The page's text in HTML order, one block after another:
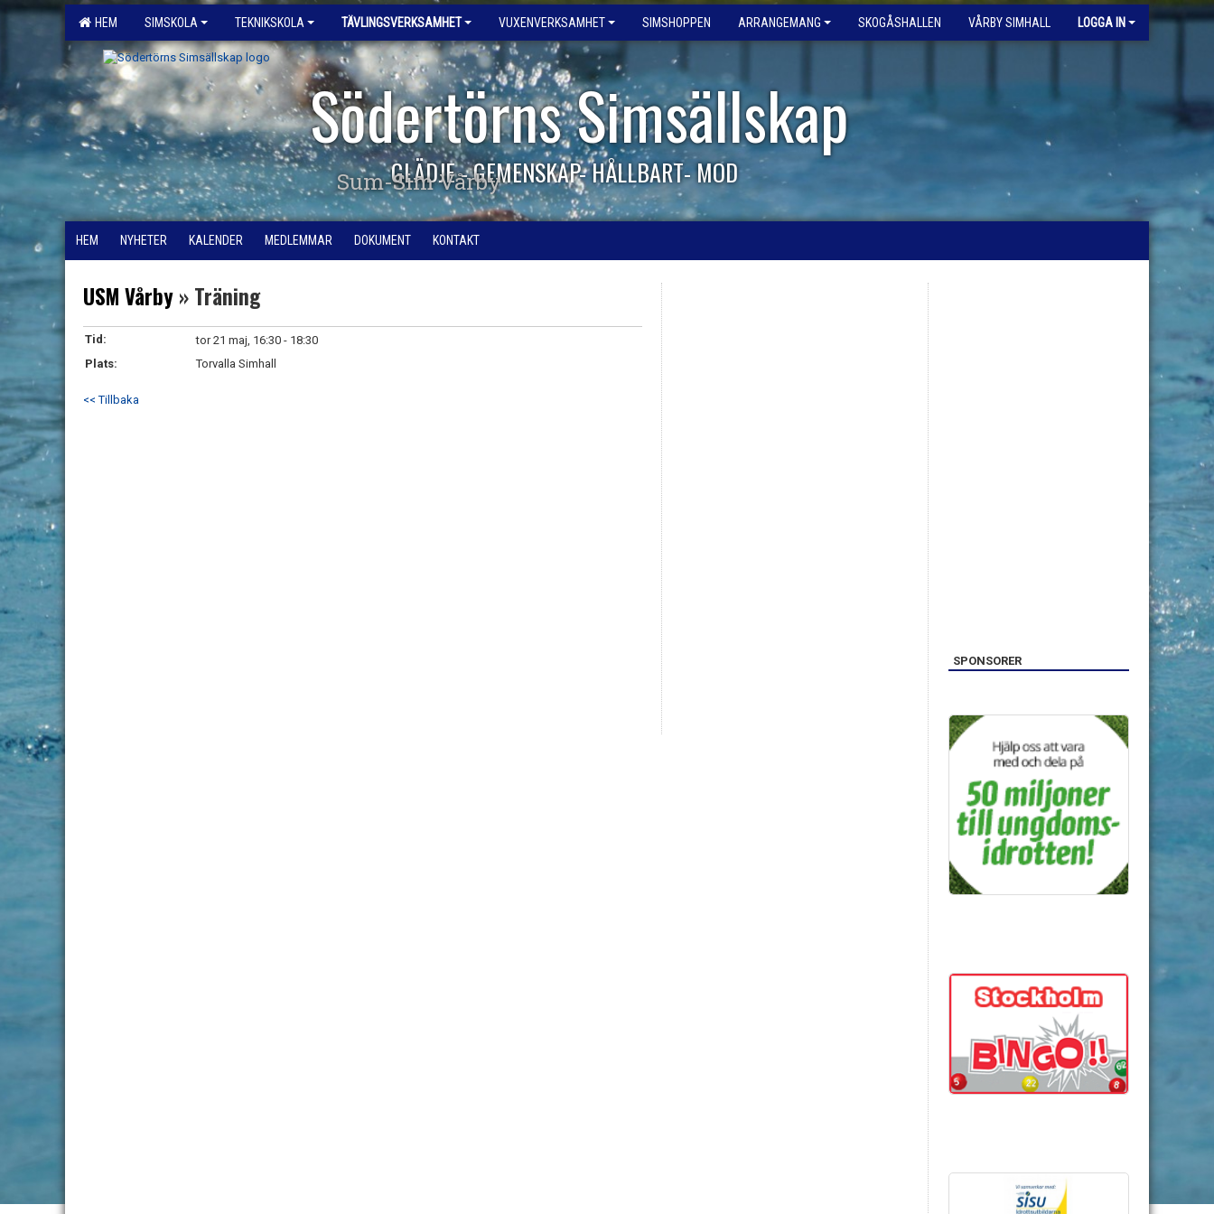
HEM SIMSKOLA TEKNIKSKOLA TÄVLINGSVERKSAMHET VUXENVERKSAMHET SIMSHOPPEN ARRANGEMANG SKOGÅSHALLEN VÅRBY SIMHALL LOGGA IN
Södertörns Simsällskap
GLÄDJE - GEMENSKAP- HÅLLBART- MOD
Sum-Sim Vårby
HEM NYHETER KALENDER MEDLEMMAR DOKUMENT KONTAKT
USM Vårby » Träning
Tid:
tor 21 maj, 16:30 - 18:30
Plats:
Torvalla Simhall
<< Tillbaka
SPONSORER